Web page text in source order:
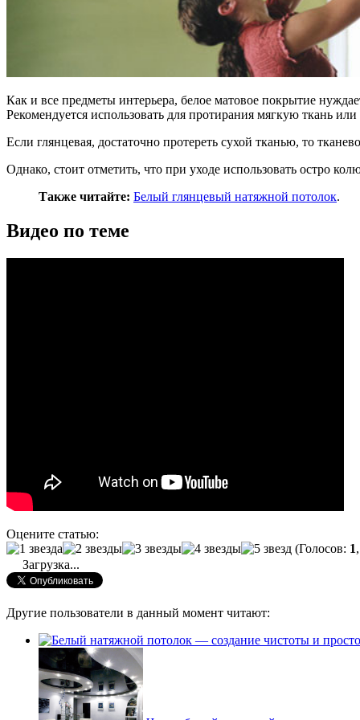
Как и все предметы интерьера, белое матовое покрытие
Рекомендуется использовать для протирания мягкую ткань
Если глянцевая, достаточно протереть сухой тканью, то
Однако, стоит отметить, что при уходе использовать остро
Также читайте: Белый глянцевый натяжной потолок.
Видео по теме
Оцените статью:
(Голосов: 1
Загрузка...
Другие пользователи в данный момент читают: